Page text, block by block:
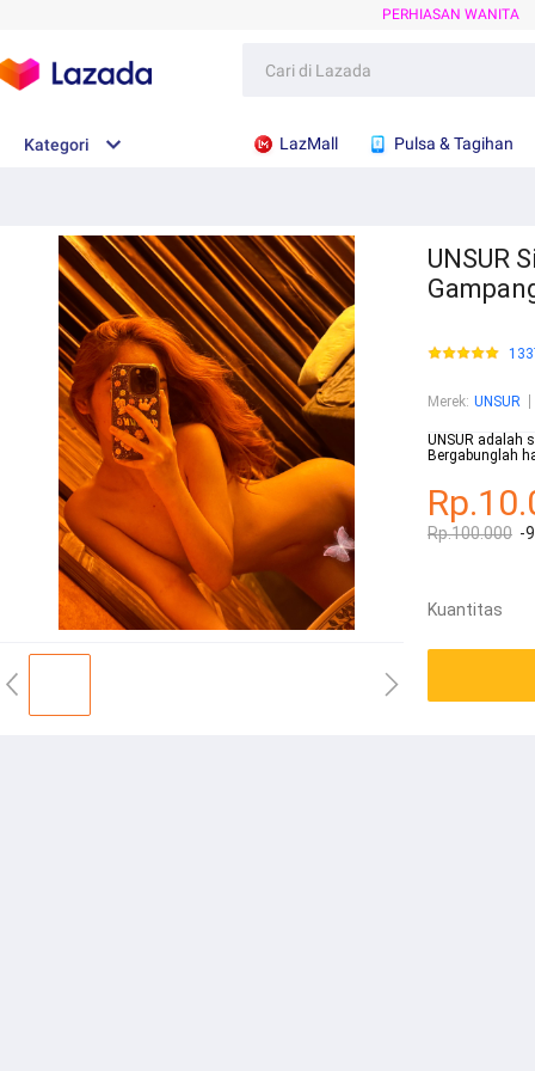
PERHIASAN WANITA
Kategori LazMall Pulsa & Tagihan
UNSUR
Merek: UNSUR
UNSUR adalah
Bergabunglah
Rp.100.000 -
Kuantitas